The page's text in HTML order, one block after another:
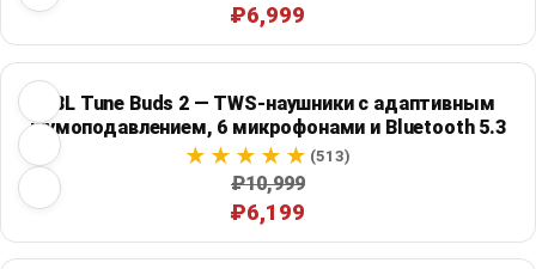
₽6,999
JBL Tune Buds 2 — TWS-наушники с адаптивным
шумоподавлением, 6 микрофонами и Bluetooth 5.3
(513)
₽10,999
₽6,199